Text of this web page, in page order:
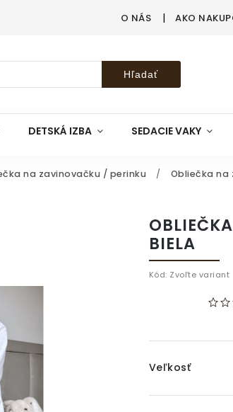
O NÁS AKO
Hľadať
DETSKÁ IZBA SEDACIE VAKY
na zavinovačku / perinku / Obliečka na
BIELA
Kód: Zvoľte variant
Veľkosť